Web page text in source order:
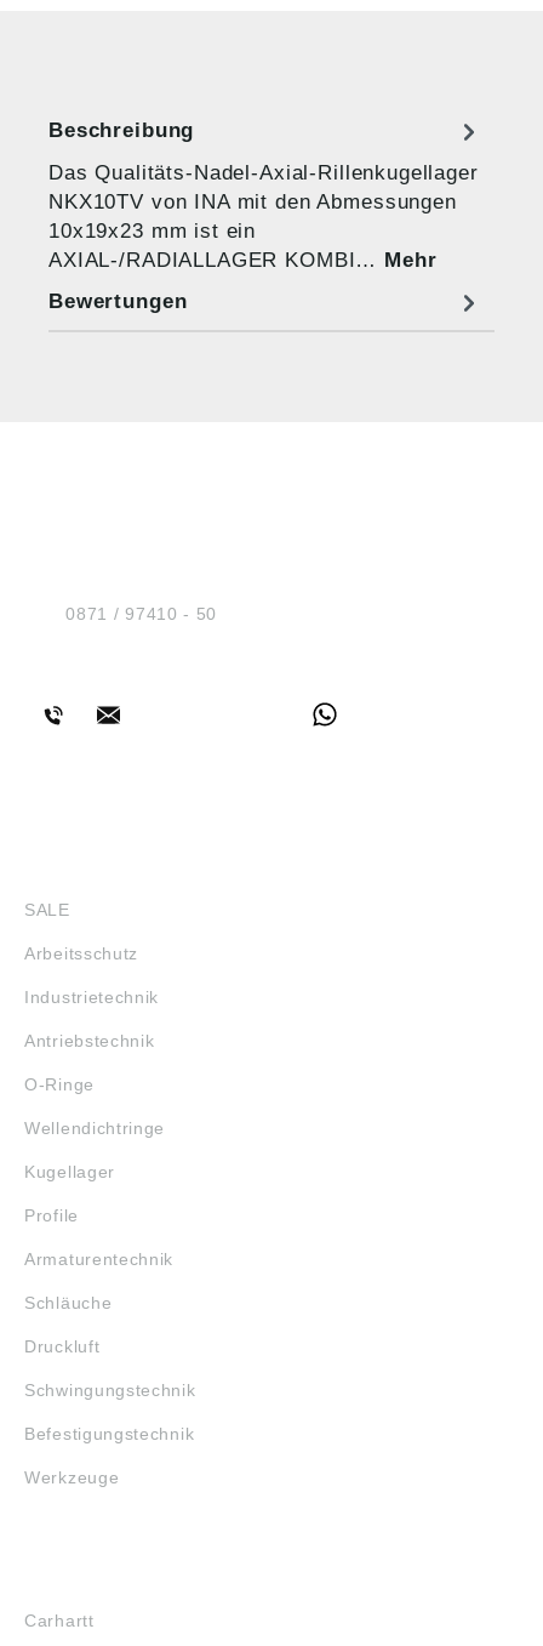
Beschreibung
Das Qualitäts-Nadel-Axial-Rillenkugellager
NKX10TV von INA mit den Abmessungen
10x19x23 mm ist ein
AXIAL-/RADIALLAGER KOMBI… Mehr
Bewertungen
Tel.:0871 / 97410 - 50
SALE
Arbeitsschutz
Industrietechnik
Antriebstechnik
O-Ringe
Wellendichtringe
Kugellager
Profile
Armaturentechnik
Schläuche
Druckluft
Schwingungstechnik
Befestigungstechnik
Werkzeuge
Carhartt